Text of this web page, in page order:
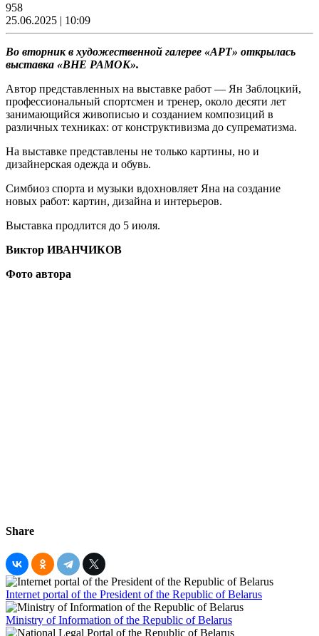
958
25.06.2025 | 10:09
Во вторник в художественной галерее «АРТ» открылась
выставка «ВНЕ РАМОК».
Автор представленных на выставке работ — Ян Заблоцкий,
профессиональный спортсмен и тренер, около десяти лет
занимающийся живописью и созданием композиций в
различных техниках: от конструктивизма до супрематизма.
На выставке представлены не только картины, но и
дизайнерская одежда и обувь.
Симбиоз спорта и музыки вдохновляет Яна на создание
новых работ: картин, дизайна и интерьеров.
Выставка продлится до 5 июля.
Виктор ИВАНЧИКОВ
Фото автора
Share
Internet portal of the President of the Republic of Belarus
Ministry of Information of the Republic of Belarus